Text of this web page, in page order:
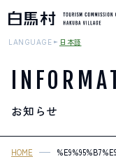
MOUNTAIN &
登山・トレッキング
LANGUAGE 日本語
お知らせ
HOME